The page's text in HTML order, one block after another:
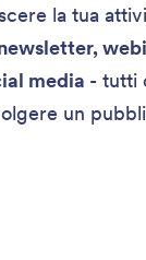
la tua
media - tutti
un